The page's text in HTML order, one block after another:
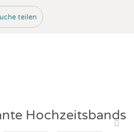
teilen
Hochzeitsbands